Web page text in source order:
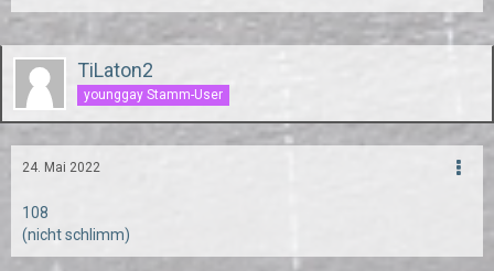
TiLaton2
younggay Stamm-User
24. Mai 2022
108
(nicht schlimm)